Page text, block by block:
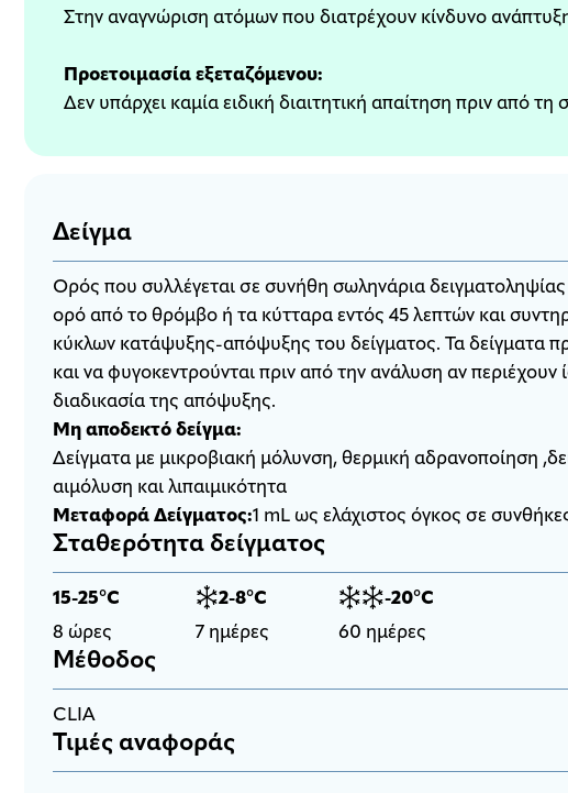
Στην αναγνώριση ατόμων που διατρέχουν κίνδυνο
Προετοιμασία εξεταζόμενου:
Δεν υπάρχει καμία ειδική διαιτητική απαίτηση πριν από τη
Δείγμα
Ορός που συλλέγεται σε συνήθη σωληνάρια
ορό από το θρόμβο ή τα κύτταρα εντός 45 λεπτών και
κύκλων κατάψυξης-απόψυξης του δείγματος. Τα δείγματα
και να φυγοκεντρούνται πριν από την ανάλυση αν
διαδικασία της απόψυξης.
Μη αποδεκτό δείγμα:
Δείγματα με μικροβιακή μόλυνση, θερμική αδρανοποίηση
αιμόλυση και λιπαιμικότητα
Μεταφορά Δείγματος:1 mL ως ελάχιστος όγκος σε
Σταθερότητα δείγματος
15-25°C
8 ώρες
2-8°C
7 ημέρες
-20°C
60 ημέρες
Μέθοδος
CLIA
Τιμές αναφοράς